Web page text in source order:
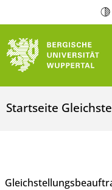
Startseite